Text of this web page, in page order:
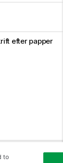
efter papper
to